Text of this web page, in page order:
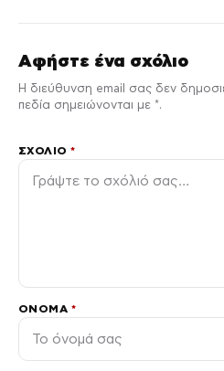
Αφήστε ένα σχόλιο
Η διεύθυνση email σας δεν
πεδία σημειώνονται με *.
ΣΧΌΛΙΟ*
ΌΝΟΜΑ *